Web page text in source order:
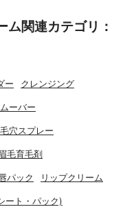
ム関連カテゴリ：
ー クレンジング
ーバー
毛穴スプレー
眉毛育毛剤
パック リップクリーム
ート・パック)